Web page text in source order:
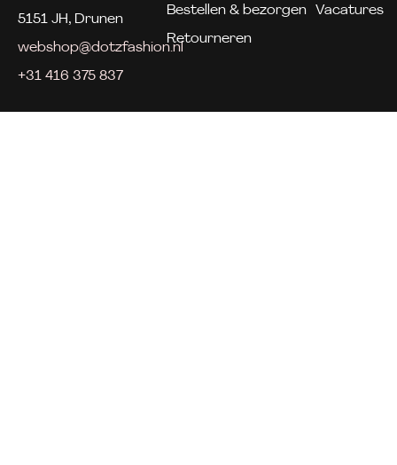
5151 JH, Drunen
webshop@dotzfashion.nl
+31 416 375 837
Bestellen & bezorgen
Retourneren
Vacatures